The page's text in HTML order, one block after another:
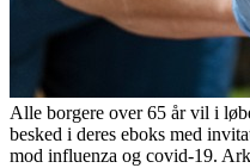
Alle borgere over 65 år vil i
besked i deres eboks med
mod influenza og covid-19.